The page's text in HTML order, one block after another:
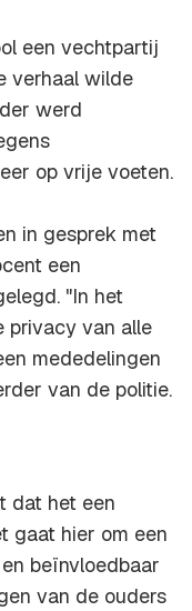
een vechtpartij
verhaal wilde
werd
op vrije voeten.
in gesprek met
een
"In het
privacy van alle
mededelingen
van de politie.
dat het een
gaat hier om een
beïnvloedbaar
van de ouders